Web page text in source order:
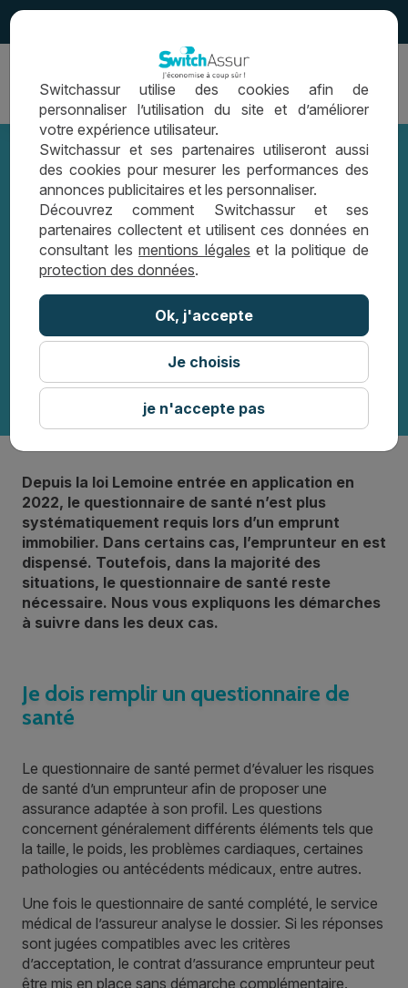
Ouvrir
navigation
Dois-je remplir un questionnaire de
santé pour mon prêt immobilier ?
GUIDE ASSURANCE EMPRUNTEUR
DOIS-JE REMPLIR UN QUESTIONNAIRE DE
SANTÉ POUR MON PRÊT IMMOBILIER ?
Depuis la loi Lemoine entrée en application en
2022, le questionnaire de santé n’est plus
systématiquement requis lors d’un emprunt
immobilier. Dans certains cas, l’emprunteur en est
dispensé. Toutefois, dans la majorité des
situations, le questionnaire de santé reste
nécessaire. Nous vous expliquons les démarches
à suivre dans les deux cas.
Je dois remplir un questionnaire de
santé
Le questionnaire de santé permet d’évaluer les risques
de santé d’un emprunteur afin de proposer une
assurance adaptée à son profil. Les questions
concernent généralement différents éléments tels que
la taille, le poids, les problèmes cardiaques, certaines
pathologies ou antécédents médicaux, entre autres.
Une fois le questionnaire de santé complété, le service
médical de l’assureur analyse le dossier. Si les réponses
sont jugées compatibles avec les critères
d’acceptation, le contrat d’assurance emprunteur peut
être mis en place sans démarche complémentaire.
Switchassur utilise des cookies afin de
personnaliser l’utilisation du site et d’améliorer
votre expérience utilisateur.
Switchassur et ses partenaires utiliseront aussi
des cookies pour mesurer les performances des
annonces publicitaires et les personnaliser.
Découvrez comment Switchassur et ses
partenaires collectent et utilisent ces données en
consultant lesmentions légales et la politique de
protection des données.
Ok, j'accepte
Je choisis
je n'accepte pas